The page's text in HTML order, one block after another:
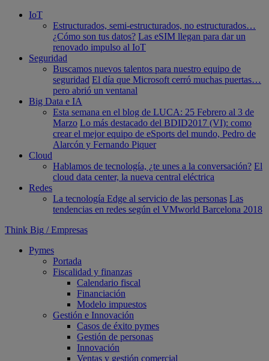
IoT
Estructurados, semi-estructurados, no estructurados…
¿Cómo son tus datos? Las eSIM llegan para dar un
renovado impulso al IoT
Seguridad
Buscamos nuevos talentos para nuestro equipo de
seguridad El día que Microsoft cerró muchas puertas…
pero abrió un ventanal
Big Data e IA
Esta semana en el blog de LUCA: 25 Febrero al 3 de
Marzo Lo más destacado del BDID2017 (VI): como
crear el mejor equipo de eSports del mundo, Pedro de
Alarcón y Fernando Piquer
Cloud
Hablamos de tecnología, ¿te unes a la conversación? El
cloud data center, la nueva central eléctrica
Redes
La tecnología Edge al servicio de las personas Las
tendencias en redes según el VMworld Barcelona 2018
Think Big / Empresas
Pymes
Portada
Fiscalidad y finanzas
Calendario fiscal
Financiación
Modelo impuestos
Gestión e Innovación
Casos de éxito pymes
Gestión de personas
Innovación
Ventas y gestión comercial